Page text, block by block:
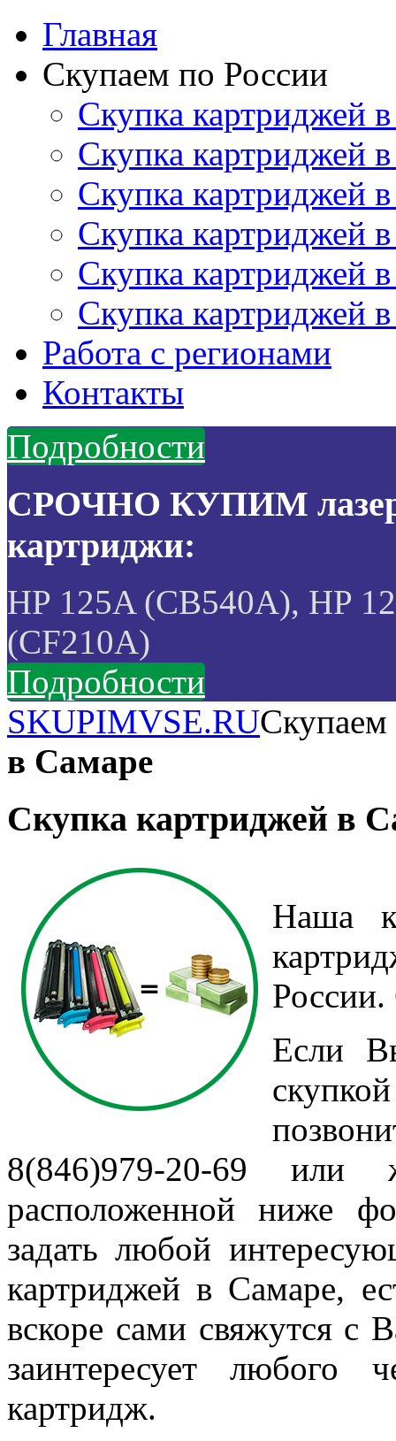
Главная
Скупаем по России
Скупка картриджей
Скупка картриджей
Скупка картриджей
Скупка картриджей
Скупка картриджей
Скупка картриджей
Работа с регионами
Контакты
Подробности
СРОЧНО КУПИМ
картриджи:
HP 125A (CB540A), HP
(CF210A)
Подробности
SKUPIMVSE.RUСкупаем
в Самаре
Скупка картриджей в
Наша
России.
Если
8(846)979-20-69 или
расположенной ниже
задать любой
картриджей в Самаре,
вскоре сами свяжутся с
заинтересует любого
картридж.